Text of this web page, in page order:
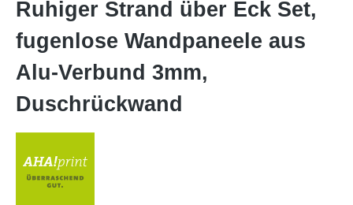
Ruhiger Strand über Eck Set,
fugenlose Wandpaneele aus
Alu-Verbund 3mm,
Duschrückwand